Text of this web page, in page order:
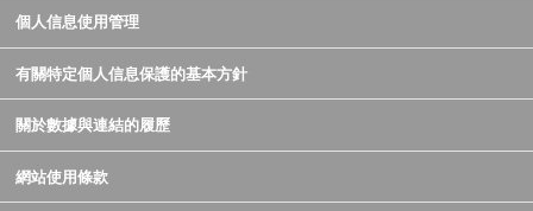
個人信息使用管理
有關特定個人信息保護的基本方針
關於數據與連結的履歷
網站使用條款